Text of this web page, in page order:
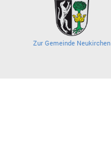
Zur Gemeinde Neukirchen